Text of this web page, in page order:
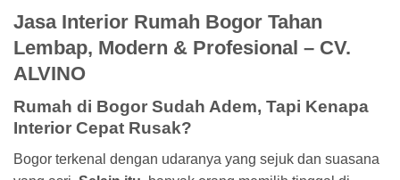
Jasa Interior Rumah Bogor Tahan
Lembap, Modern & Profesional – CV.
ALVINO
Rumah di Bogor Sudah Adem, Tapi Kenapa
Interior Cepat Rusak?
Bogor terkenal dengan udaranya yang sejuk dan suasana